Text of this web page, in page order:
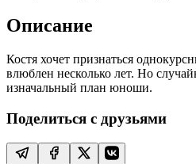
Описание
Костя хочет признаться
влюблен несколько лет. Но
изначальный план юноши.
Поделиться с друзьями